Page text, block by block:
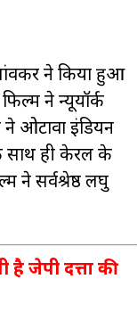
ने किया हुआ
ने न्यूयॉर्क
ओटावा इंडियन
साथ ही केरल के
ने सर्वश्रेष्ठ लघु
है जेपी दत्ता की